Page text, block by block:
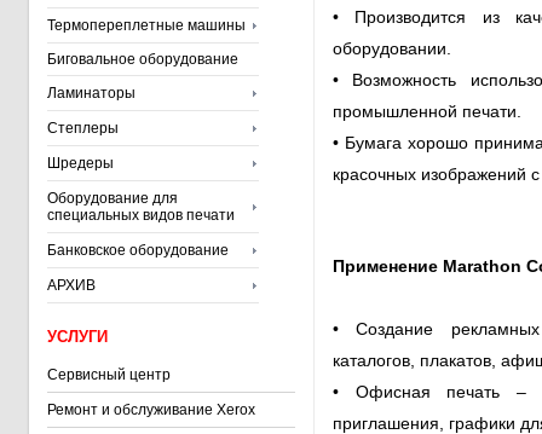
Термопереплетные машины
Биговальное оборудование
Ламинаторы
Степлеры
Шредеры
Оборудование для
специальных видов печати
Банковское оборудование
АРХИВ
УСЛУГИ
Сервисный центр
Ремонт и обслуживание Xerox
• Производится из
оборудовании.
• Возможность
промышленной печати.
• Бумага хорошо
красочных изображений
Применение Marathon
• Создание
каталогов, плакатов,
• Офисная печать –
приглашения, графики